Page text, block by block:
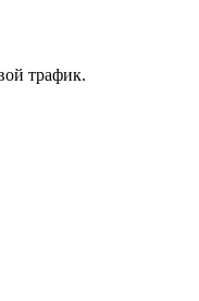
трафик.